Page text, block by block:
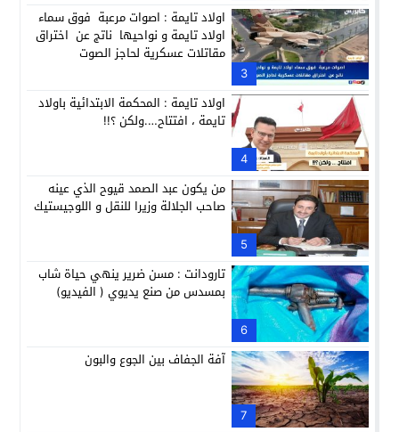
3
اولاد تايمة : اصوات مرعبة فوق سماء
اولاد تايمة و نواحيها ناتج عن اختراق
مقاتلات عسكرية لحاجز الصوت
4
اولاد تايمة : المحكمة الابتدائية باولاد
تايمة ، افتتاح….ولكن ؟!!
5
من يكون عبد الصمد قيوح الذي عينه
صاحب الجلالة وزيرا للنقل و اللوجيستيك
6
تارودانت : مسن ضرير ينهي حياة شاب
بمسدس من صنع يديوي ( الفيديو)
7
آفة الجفاف بين الجوع والبون